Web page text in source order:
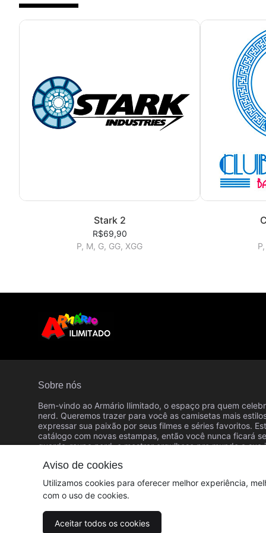
Stark 2
R$69,90
P, M, G, GG, XGG
Aviso de cookies
Utilizamos cookies para oferecer melhor experiência,
com o uso de cookies.
Aceitar todos os cookies
Sobre nós
Bem-vindo ao Armário Ilimitado, o espaço pra quem
nerd. Queremos trazer para você as camisetas mais
expressar sua paixão por seus filmes e séries favoritos.
catálogo com novas estampas, então você nunca ficará
guarda-roupa nerd, e mostrar orgulhoso pro mundo a
Acompanhe-nos: